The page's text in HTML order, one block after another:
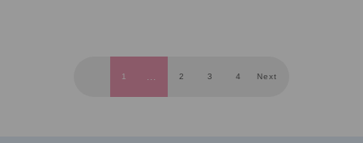
1 2 3 4 Next